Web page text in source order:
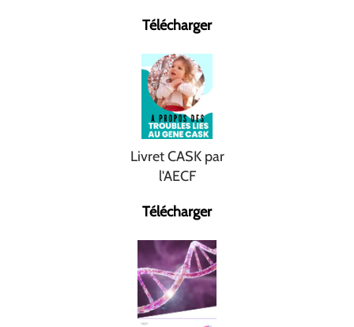
Télécharger
Livret CASK par
l'AECF
Télécharger